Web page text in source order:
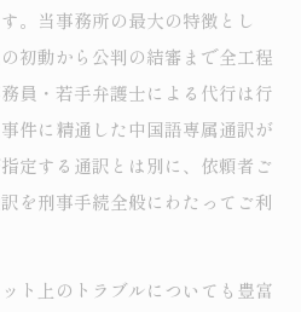
。当事務所の最大の特徴とし
初動から公判の結審まで全工程
員・若手弁護士による代行は行
件に精通した中国語専属通訳が
定する通訳とは別に、依頼者ご
を刑事手続全般にわたってご利
ト上のトラブルについても豊富